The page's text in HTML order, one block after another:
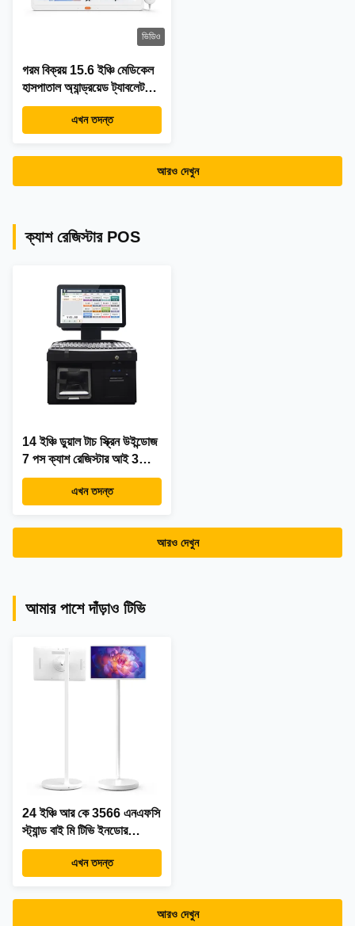
ভিডিও
গরম বিক্রয় 15.6 ইঞ্চি মেডিকেল
হাসপাতাল অ্যান্ড্রয়েড ট্যাবলেট
পিসি ওয়াল মাউন্টেড POE NFC
হেলথকেয়ার ট্যাবলেট এক ক্লিকে
এখন তদন্ত
আরও দেখুন
ক্যাশ রেজিস্টার POS
14 ইঞ্চি ডুয়াল টাচ স্ক্রিন উইন্ডোজ
7 পস ক্যাশ রেজিস্টার আই 3
সিপিইউ 4 + 64 গিগাবাইট
ডেস্কটপ পিওএস টার্মিনাল
এখন তদন্ত
আরও দেখুন
আমার পাশে দাঁড়াও টিভি
24 ইঞ্চি আর কে 3566 এনএফসি
স্ট্যান্ড বাই মি টিভি ইনডোর
অ্যান্ড্রয়েড 12 বিজ্ঞাপন ডিজিটাল
সিগনেজ পোর্টেবল ফ্লোর স্ট্যান্ডিং
এখন তদন্ত
আরও দেখুন